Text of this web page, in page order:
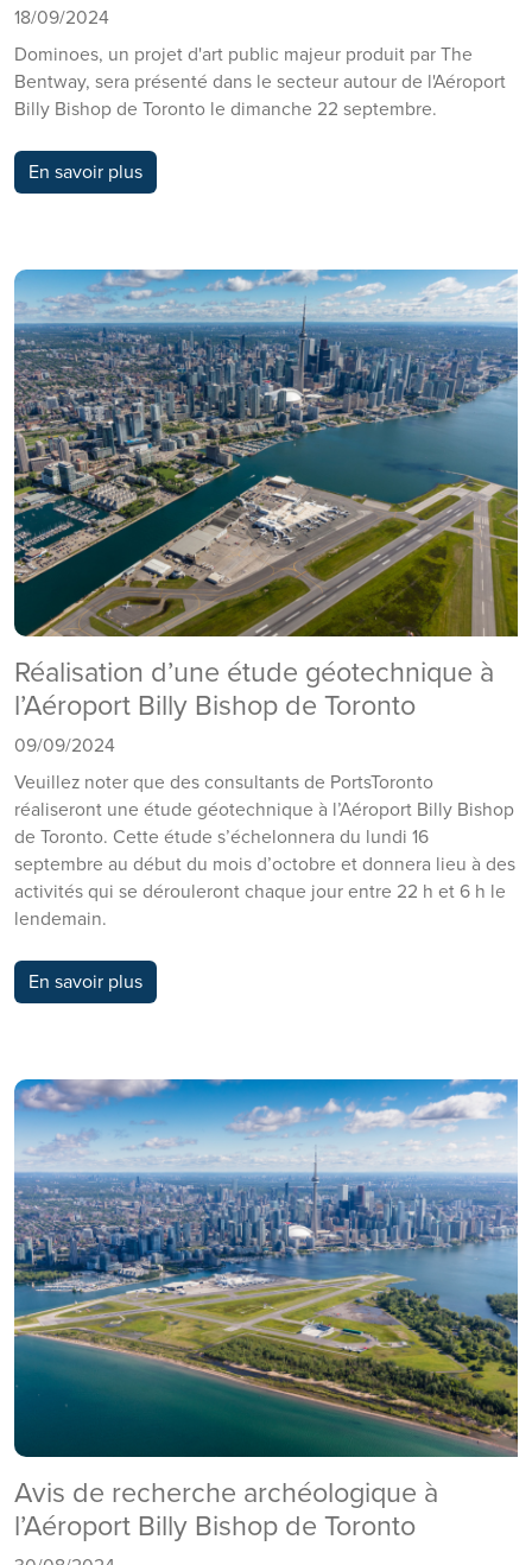
18/09/2024
Dominoes, un projet d'art public majeur produit par The
Bentway, sera présenté dans le secteur autour de l'Aéroport
Billy Bishop de Toronto le dimanche 22 septembre.
En savoir plus
Réalisation d’une étude géotechnique à
l’Aéroport Billy Bishop de Toronto
09/09/2024
Veuillez noter que des consultants de PortsToronto
réaliseront une étude géotechnique à l’Aéroport Billy Bishop
de Toronto. Cette étude s’échelonnera du lundi 16
septembre au début du mois d’octobre et donnera lieu à des
activités qui se dérouleront chaque jour entre 22 h et 6 h le
lendemain.
En savoir plus
Avis de recherche archéologique à
l’Aéroport Billy Bishop de Toronto